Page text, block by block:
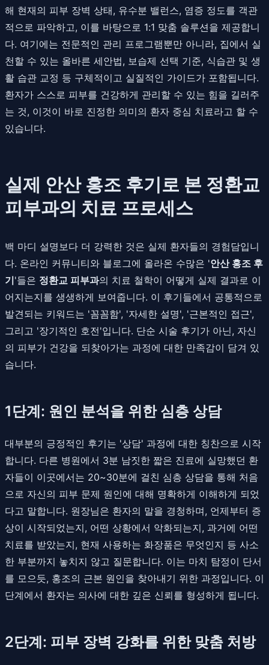
해 현재의 피부 장벽 상태, 유수분 밸런스, 염증 정도를 객관
적으로 파악하고, 이를 바탕으로 1:1 맞춤 솔루션을 제공합니
다. 여기에는 전문적인 관리 프로그램뿐만 아니라, 집에서 실
천할 수 있는 올바른 세안법, 보습제 선택 기준, 식습관 및 생
활 습관 교정 등 구체적이고 실질적인 가이드가 포함됩니다.
환자가 스스로 피부를 건강하게 관리할 수 있는 힘을 길러주
는 것, 이것이 바로 진정한 의미의 환자 중심 치료라고 할 수
있습니다.
실제 안산 홍조 후기로 본 정환교
피부과의 치료 프로세스
백 마디 설명보다 더 강력한 것은 실제 환자들의 경험담입니
다. 온라인 커뮤니티와 블로그에 올라온 수많은 '안산 홍조 후
기'들은 정환교 피부과의 치료 철학이 어떻게 실제 결과로 이
어지는지를 생생하게 보여줍니다. 이 후기들에서 공통적으로
발견되는 키워드는 '꼼꼼함', '자세한 설명', '근본적인 접근',
그리고 '장기적인 호전'입니다. 단순 시술 후기가 아닌, 자신
의 피부가 건강을 되찾아가는 과정에 대한 만족감이 담겨 있
습니다.
1단계: 원인 분석을 위한 심층 상담
대부분의 긍정적인 후기는 '상담' 과정에 대한 칭찬으로 시작
합니다. 다른 병원에서 3분 남짓한 짧은 진료에 실망했던 환
자들이 이곳에서는 20~30분에 걸친 심층 상담을 통해 처음
으로 자신의 피부 문제 원인에 대해 명확하게 이해하게 되었
다고 말합니다. 원장님은 환자의 말을 경청하며, 언제부터 증
상이 시작되었는지, 어떤 상황에서 악화되는지, 과거에 어떤
치료를 받았는지, 현재 사용하는 화장품은 무엇인지 등 사소
한 부분까지 놓치지 않고 질문합니다. 이는 마치 탐정이 단서
를 모으듯, 홍조의 근본 원인을 찾아내기 위한 과정입니다. 이
단계에서 환자는 의사에 대한 깊은 신뢰를 형성하게 됩니다.
2단계: 피부 장벽 강화를 위한 맞춤 처방